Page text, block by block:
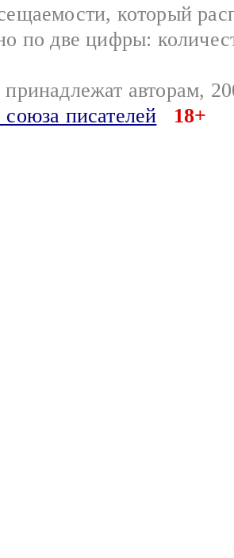
который
по две цифры:
авторам,
союза писателей
18+